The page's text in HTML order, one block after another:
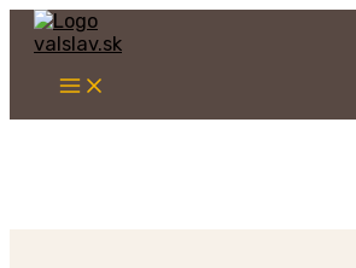
Preskočiť
obsah
Main
Menu
Napíšte
sem...
Name*
Email*
Webstránka